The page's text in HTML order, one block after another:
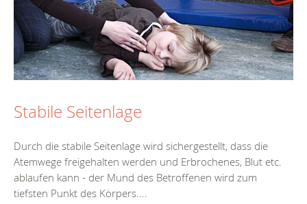
Stabile Seitenlage
Durch die stabile Seitenlage wird sichergestellt, dass die
Atemwege freigehalten werden und Erbrochenes, Blut etc.
ablaufen kann - der Mund des Betroffenen wird zum
tiefsten Punkt des Körpers....